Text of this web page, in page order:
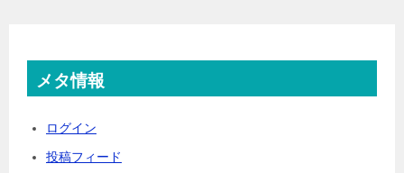
メタ情報
ログイン
投稿フィード